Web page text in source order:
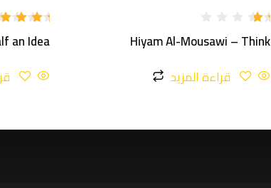
ال
تق
م
1.
Hiyam Al-Mousawi – Think
قراءة المزيد
4.00
an Idea